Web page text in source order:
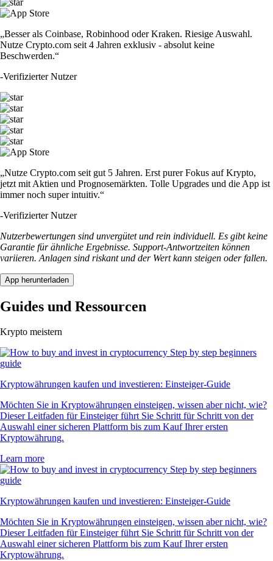
„Besser als Coinbase, Robinhood oder Kraken. Riesige Auswahl.
Nutze Crypto.com seit 4 Jahren exklusiv - absolut keine
Beschwerden.“
-Verifizierter Nutzer
„Nutze Crypto.com seit gut 5 Jahren. Erst purer Fokus auf Krypto,
jetzt mit Aktien und Prognosemärkten. Tolle Upgrades und die App ist
immer noch super intuitiv.“
-Verifizierter Nutzer
Nutzerbewertungen sind unvergütet und rein individuell. Es gibt keine
Garantie für ähnliche Ergebnisse. Support-Antwortzeiten können
variieren. Anlagen sind riskant und der Wert kann steigen oder fallen.
App herunterladen
Guides und Ressourcen
Krypto meistern
Kryptowährungen kaufen und investieren: Einsteiger-Guide
Möchten Sie in Kryptowährungen einsteigen, wissen aber nicht, wie?
Dieser Leitfaden für Einsteiger führt Sie Schritt für Schritt von der
Auswahl einer sicheren Plattform bis zum Kauf Ihrer ersten
Kryptowährung.
Learn more
Kryptowährungen kaufen und investieren: Einsteiger-Guide
Möchten Sie in Kryptowährungen einsteigen, wissen aber nicht, wie?
Dieser Leitfaden für Einsteiger führt Sie Schritt für Schritt von der
Auswahl einer sicheren Plattform bis zum Kauf Ihrer ersten
Kryptowährung.